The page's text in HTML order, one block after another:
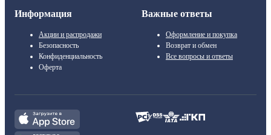
Информация
Акции и распродажи
Безопасность
Конфиденциальность
Оферта
Важные ответы
Оформление и покупка
Возврат и обмен
Все вопросы и ответы